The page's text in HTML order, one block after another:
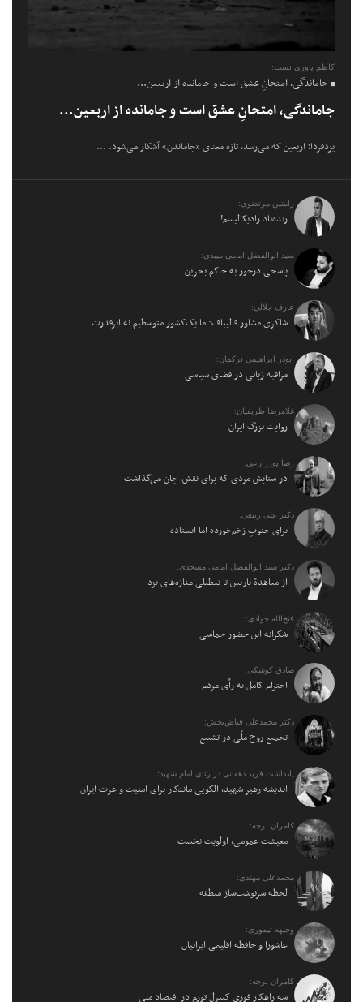
کاظم یاوری نسب:
جاماندگی، امتحانِ عشق است و جامانده از اربعین...
جاماندگی، امتحانِ عشق است و جامانده از اربعین...
یزدفردا؛ اربعین که می‌رسد، تازه معنای «جاماندن» آشکار می‌شود. ...
رامتین مرتضوی:
زنده‌باد رادیکالیسم!
سید ابوالفضل امامی میبدی:
پاسخی درخور به حاکم بحرین
عارف جلالی:
شاکری مشاور قالیباف: ما یک‌کشور متوسطیم نه ابرقدرت
ابوذر ابراهیمی ترکمان:
مراقبه زبانی در فضای سیاسی
غلامرضا ظریفیان:
روایت بزرگ ایران
رضا پورزارعی:
در ستایش مردی که برای نقش، جان می‌گذاشت
دکتر علی ربیعی:
برای جنوبِ زخم‌خورده اما ایستاده
دکتر سید ابوالفضل امامی مسجدی:
از معاهدهٔ پاریس تا تعطیلی مغازه‌های یزد
فتح‌الله جوادی:
شکرانه این حضور حماسی
صادق کوشکی:
احترام کامل به رأی مردم
دکتر محمدعلی فیاض‌بخش:
تجمیع روح ملّی در تشییع
یادداشت فرید دهقانی در رثای امام شهید؛
اندیشه رهبر شهید، الگویی ماندگار برای امنیت و عزت ایران
کامران نرجه:
معیشت عمومی، اولویت نخست
محمدعلی مهتدی:
لحظه سرنوشت‌ساز منطقه
وجیهه تیموری:
عاشورا و حافظه اقلیمی ایرانیان
کامران نرجه:
سه راهکار فوری کنترل تورم در اقتصاد ملی